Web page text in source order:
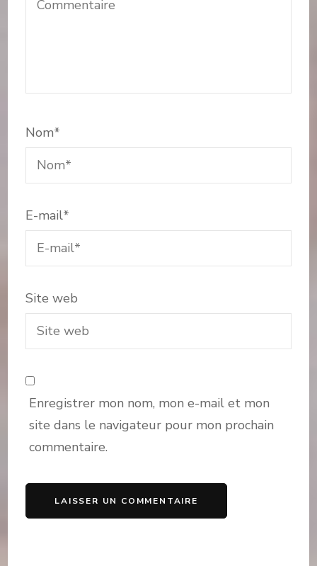
Nom*
E-mail*
Site web
Enregistrer mon nom, mon e-mail et mon
site dans le navigateur pour mon prochain
commentaire.